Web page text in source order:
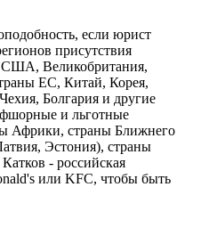
если юрист
присутствия
Великобритания,
ЕС, Китай, Корея,
Болгария и другие
и льготные
Африки, страны Ближнего
Эстония), страны
- российская
или KFC, чтобы быть